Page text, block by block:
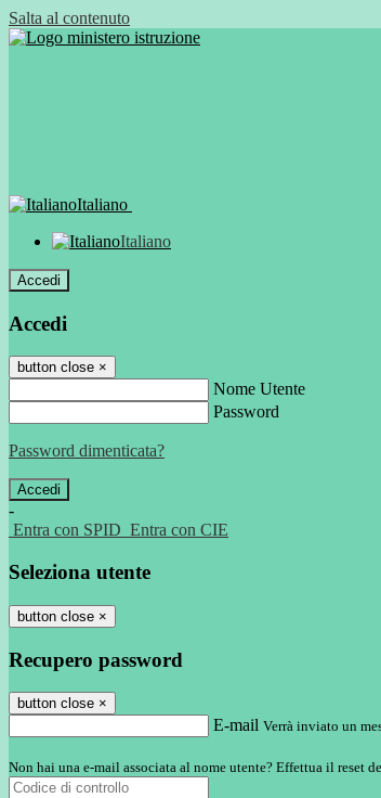
Salta al contenuto
Italiano
Italiano
Accedi
Accedi
button close ×
Nome Utente
Password
Password dimenticata?
-
Entra con SPID Entra con CIE
Seleziona utente
button close ×
Recupero password
button close ×
E-mail Verrà inviato un
Non hai una e-mail associata al nome utente? Effettua il reset